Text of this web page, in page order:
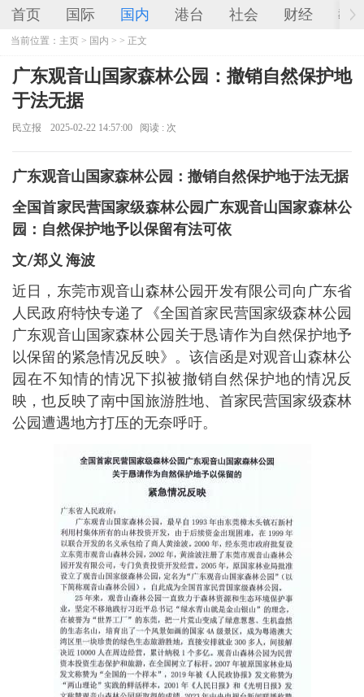
首页 国际 国内 港台 社会 财经 教
当前位置： 主页 > 国内 > > 正文
广东观音山国家森林公园：撤销自然保护地
于法无据
民立报 2025-02-22 14:57:00 阅读 : 次
广东观音山国家森林公园：撤销自然保护地于法无据
全国首家民营国家级森林公园广东观音山国家森林公
园：自然保护地予以保留有法可依
文/郑义 海波
近日，东莞市观音山森林公园开发有限公司向广东省
人民政府特快专递了《全国首家民营国家级森林公园
广东观音山国家森林公园关于恳请作为自然保护地予
以保留的紧急情况反映》。该信函是对观音山森林公
园在不知情的情况下拟被撤销自然保护地的情况反
映，也反映了南中国旅游胜地、首家民营国家级森林
公园遭遇地方打压的无奈呼吁。